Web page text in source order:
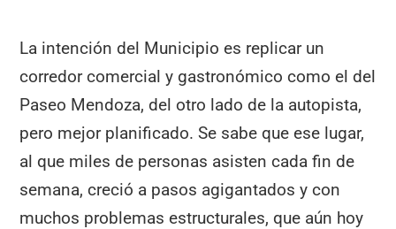
La intención del Municipio es replicar un
corredor comercial y gastronómico como el del
Paseo Mendoza, del otro lado de la autopista,
pero mejor planificado. Se sabe que ese lugar,
al que miles de personas asisten cada fin de
semana, creció a pasos agigantados y con
muchos problemas estructurales, que aún hoy